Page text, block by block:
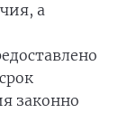
а
законно